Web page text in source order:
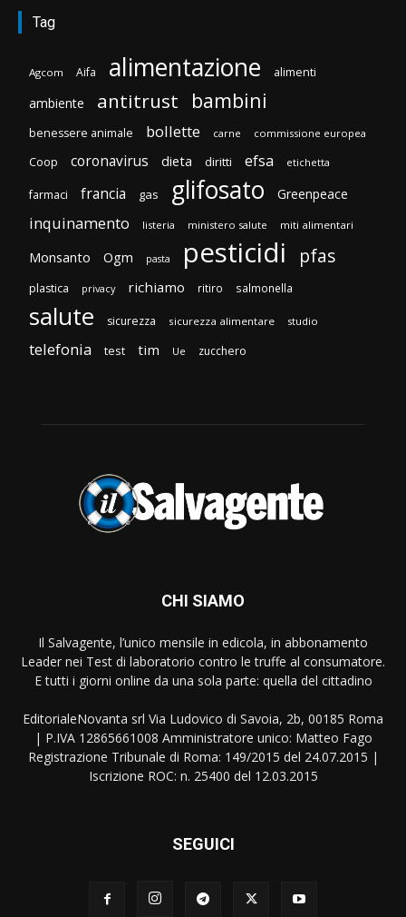
Tag
Agcom Aifa alimentazione alimenti
ambiente antitrust bambini
benessere animale bollette carne commissione europea
Coop coronavirus dieta diritti efsa etichetta
farmaci francia gas glifosato Greenpeace
inquinamento listeria ministero salute miti alimentari
Monsanto Ogm pasta pesticidi pfas
plastica privacy richiamo ritiro salmonella
salute sicurezza sicurezza alimentare studio
telefonia test tim Ue zucchero
CHI SIAMO
Il Salvagente, l’unico mensile in edicola, in abbonamento
Leader nei Test di laboratorio contro le truffe al consumatore.
E tutti i giorni online da una sola parte: quella del cittadino
EditorialeNovanta srl Via Ludovico di Savoia, 2b, 00185 Roma
| P.IVA 12865661008 Amministratore unico: Matteo Fago
Registrazione Tribunale di Roma: 149/2015 del 24.07.2015 |
Iscrizione ROC: n. 25400 del 12.03.2015
SEGUICI